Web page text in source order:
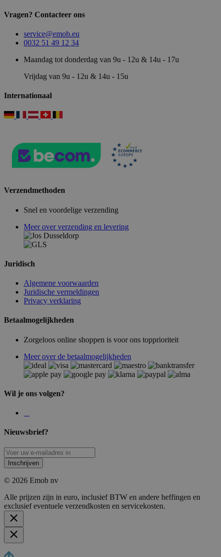
Vragen? Contacteer ons
service@emob.eu
0032 51 49 12 34
Maandag tot donderdag van 9u - 12u & 14u - 17u
Vrijdag van 9u - 12u & 14u - 15u
Internationaal
Verzendmethoden
Snel en voordelige verzending
Meer over verzending en levering
Juridisch
Algemene voorwaarden
Juridische vermeldingen
Privacy verklaring
Betaalmogelijkheden
Zorgeloos online shoppen is voor ons topprioriteit
Meer over de betaalmogelijkheden
Wil je ons volgen?
Nieuwsbrief?
Inschrijven
© 2026 Emob nv
Alle prijzen zijn in euro, inclusief BTW en andere heffingen en
exclusief eventuele verzendkosten en servicekosten.